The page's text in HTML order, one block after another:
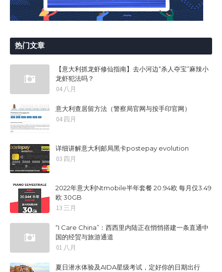
热门文章
【意大利抓龙虾修仙指南】去小河边“杀人夺宝”麻辣小
龙虾犯法吗？
04 八月
意大利查居留方法（警察局官网与按手印官网）
04 四月
详细讲解意大利邮局黑卡postepay evolution
03 四月
2022年意大利Ntmobile半年套餐 20.94欧 每月仅3.49
欧 30GB
13 三月
“I Care China”：西西里内陆正在悄悄搭建一条直通中
国的经贸与旅游通道
01 八月
夏日潜水体验及AIDA星级考试，定好你的日期出行